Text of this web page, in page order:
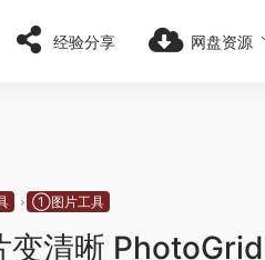
经验分享 网盘资源
①图片工具
变清晰 PhotoGrid